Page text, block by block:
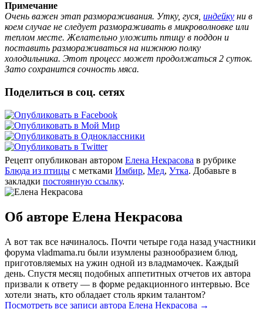
Примечание
Очень важен этап размораживания. Утку, гуся, индейку ни в
коем случае не следует размораживать в микроволновке или
теплом месте. Желательно уложить птицу в поддон и
поставить размораживаться на нижнюю полку
холодильника. Этот процесс может продолжаться 2 суток.
Зато сохранится сочность мяса.
Поделиться в соц. сетях
Рецепт опубликован автором Елена Некрасова в рубрике
Блюда из птицы с метками Имбир, Мед, Утка. Добавьте в
закладки постоянную ссылку.
Об авторе Елена Некрасова
А вот так все начиналось. Почти четыре года назад участники
форума vladmama.ru были изумлены разнообразием блюд,
приготовляемых на ужин одной из владмамочек. Каждый
день. Спустя месяц подобных аппетитных отчетов их автора
призвали к ответу — в форме редакционного интервью. Все
хотели знать, кто обладает столь ярким талантом?
Посмотреть все записи автора Елена Некрасова →